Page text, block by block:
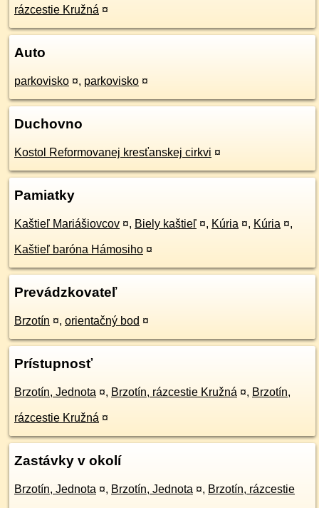
rázcestie Kružná ¤
Auto
parkovisko ¤, parkovisko ¤
Duchovno
Kostol Reformovanej kresťanskej cirkvi ¤
Pamiatky
Kaštieľ Mariášiovcov ¤, Biely kaštieľ ¤, Kúria ¤, Kúria ¤,
Kaštieľ baróna Hámosiho ¤
Prevádzkovateľ
Brzotín ¤, orientačný bod ¤
Prístupnosť
Brzotín, Jednota ¤, Brzotín, rázcestie Kružná ¤, Brzotín,
rázcestie Kružná ¤
Zastávky v okolí
Brzotín, Jednota ¤, Brzotín, Jednota ¤, Brzotín, rázcestie